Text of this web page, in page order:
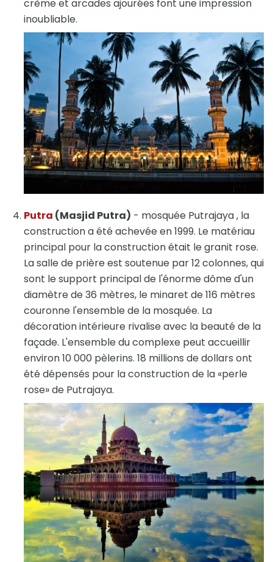
crème et arcades ajourées font une impression
inoubliable.
Putra (Masjid Putra) - mosquée Putrajaya , la
construction a été achevée en 1999. Le matériau
principal pour la construction était le granit rose.
La salle de prière est soutenue par 12 colonnes, qui
sont le support principal de l'énorme dôme d'un
diamètre de 36 mètres, le minaret de 116 mètres
couronne l'ensemble de la mosquée. La
décoration intérieure rivalise avec la beauté de la
façade. L'ensemble du complexe peut accueillir
environ 10 000 pèlerins. 18 millions de dollars ont
été dépensés pour la construction de la «perle
rose» de Putrajaya.